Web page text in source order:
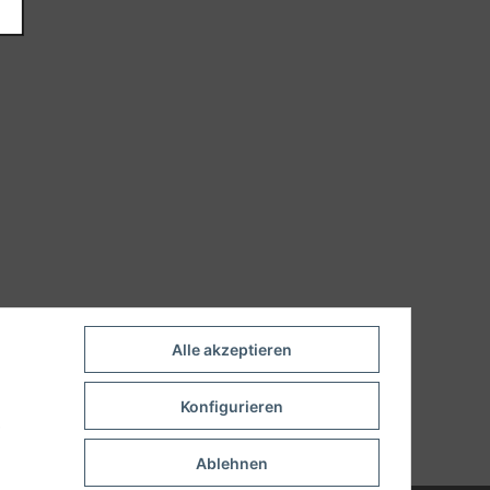
Alle akzeptieren
Konfigurieren
Ablehnen